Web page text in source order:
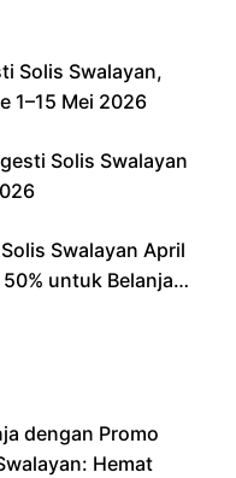
Solis Swalayan,
1–15 Mei 2026
Solis Swalayan
Swalayan April
untuk Belanja
dengan Promo
Hemat